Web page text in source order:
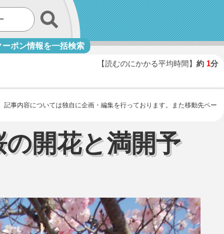
ポン情報を一括検索
【読むのにかかる平均時間】 約 1分
事内容については独自に企画・編集を行っております。
また移動先ペー
開花と満開予